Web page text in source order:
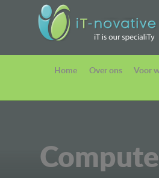
Home Over ons Voor